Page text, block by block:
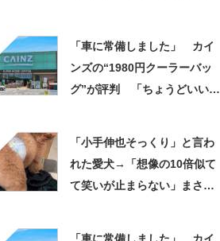
「車に常備しました」 カイ
ンズの“1980円クーラーバッ
グ”が評判 「ちょうどいい大
「小手伸也そっくり」と言わ
れた愛犬→「想像の10倍似て
て笑いが止まらない」まさか